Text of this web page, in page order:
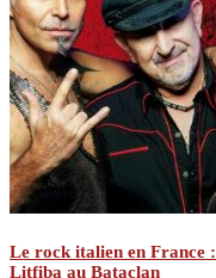
Le rock italien en France :
Litfiba au Bataclan